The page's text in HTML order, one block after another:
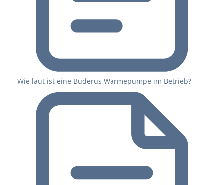
Wie laut ist eine Buderus Wärmepumpe im Betrieb?